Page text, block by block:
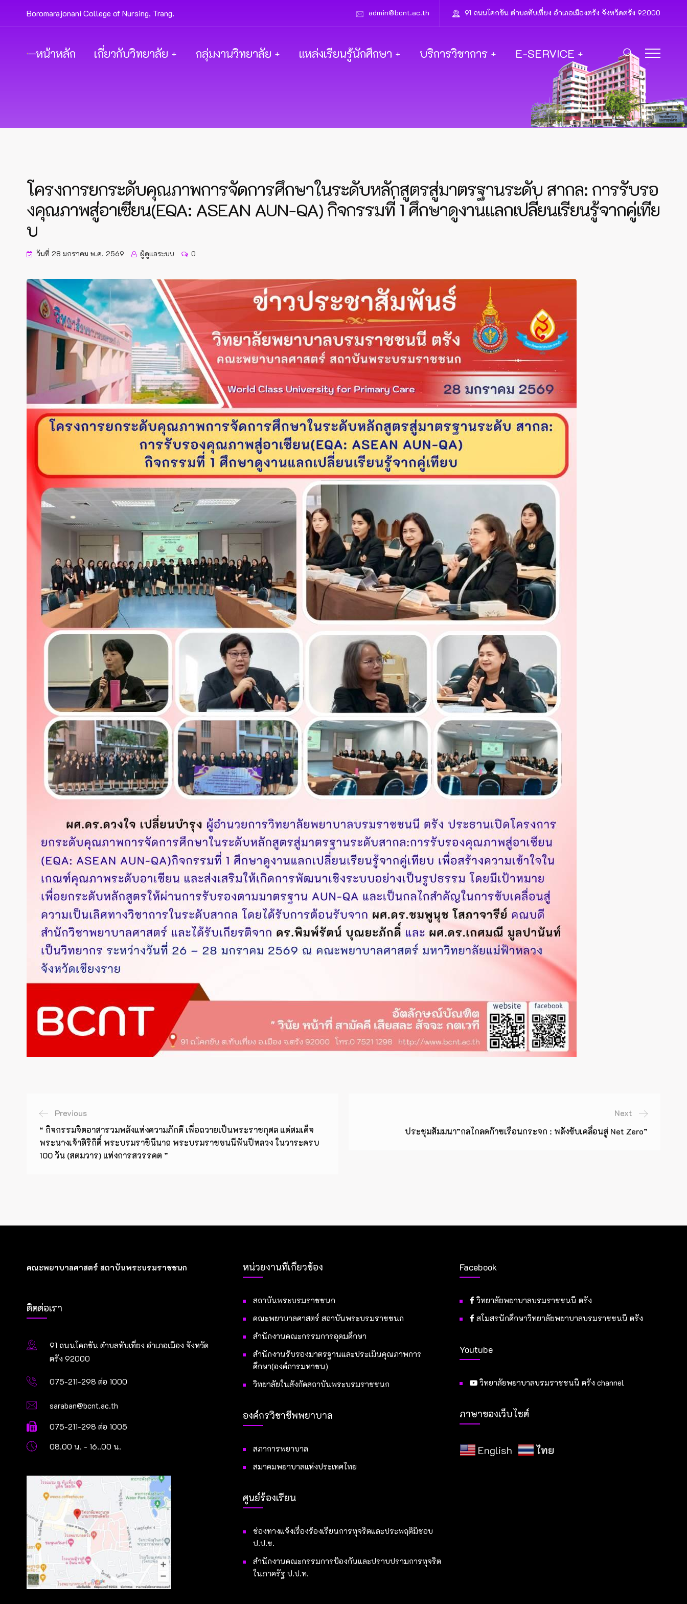
Boromarajonani College of Nursing, Trang. admin@bcnt.ac.th 91 ถนนโคกขัน ตำบลทับเที่ยง อำเภอเมืองตรัง จังหวัดตรัง 92000
หน้าหลัก เกี่ยวกับวิทยาลัย กลุ่มงานวิทยาลัย แหล่งเรียนรู้นักศึกษา บริการวิชาการ E-SERVICE
โครงการยกระดับคุณภาพการจัดการศึกษาในระดับหลักสูตรสู่มาตรฐานระดับ สากล: การรับรอ
งคุณภาพสู่อาเซียน(EQA: ASEAN AUN-QA) กิจกรรมที่ 1 ศึกษาดูงานแลกเปลี่ยนเรียนรู้จากคู่เทีย
บ
วันที่ 28 มกราคม พ.ศ. 2569 ผู้ดูแลระบบ 0
Previous
“ กิจกรรมจิตอาสารวมพลังแห่งความภักดี เพื่อถวายเป็นพระราชกุศล แด่สมเด็จ
พระนางเจ้าสิริกิติ์ พระบรมราชินีนาถ พระบรมราชชนนีพันปีหลวง ในวาระครบ
100 วัน (สตมวาร) แห่งการสวรรคต ”
Next
ประชุมสัมมนา”กลไกลดก๊าซเรือนกระจก : พลังขับเคลื่อนสู่ Net Zero”
คณะพยาบาลศาสตร์ สถาบันพระบรมราชชนก
ติดต่อเรา
91 ถนนโคกขัน ตำบลทับเที่ยง อำเภอเมือง จังหวัด
ตรัง 92000
075-211-298 ต่อ 1000
saraban@bcnt.ac.th
075-211-298 ต่อ 1005
08.00 น. - 16..00 น.
หน่วยงานที่เกี่ยวข้อง
สถาบันพระบรมราชชนก
คณะพยาบาลศาสตร์ สถาบันพระบรมราชชนก
สำนักงานคณะกรรมการอุดมศึกษา
สำนักงานรับรองมาตรฐานและประเมินคุณภาพการ
ศึกษา(องค์การมหาชน)
วิทยาลัยในสังกัดสถาบันพระบรมราชชนก
องค์กรวิชาชีพพยาบาล
สภาการพยาบาล
สมาคมพยาบาลแห่งประเทศไทย
ศูนย์ร้องเรียน
ช่องทางแจ้งเรื่องร้องเรียนการทุจริตและประพฤติมิชอบ
ป.ป.ช.
สำนักงานคณะกรรมการป้องกันและปราบปรามการทุจริต
ในภาครัฐ ป.ป.ท.
Facebook
วิทยาลัยพยาบาลบรมราชชนนี ตรัง
สโมสรนักศึกษาวิทยาลัยพยาบาลบรมราชชนนี ตรัง
Youtube
วิทยาลัยพยาบาลบรมราชชนนี ตรัง channel
ภาษาของเว็บไซต์
English ไทย